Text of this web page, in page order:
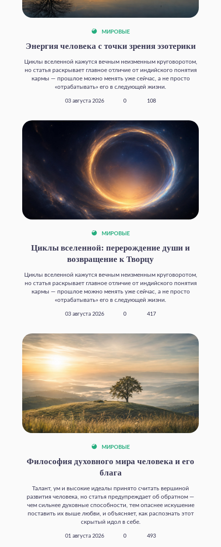
МИРОВЫЕ
Энергия человека с точки зрения эзотерики
Циклы вселенной кажутся вечным неизменным круговоротом,
но статья раскрывает главное отличие от индийского понятия
кармы — прошлое можно менять уже сейчас, а не просто
«отрабатывать» его в следующей жизни.
03 августа 2026 0 108
МИРОВЫЕ
Циклы вселенной: перерождение души и
возвращение к Творцу
Циклы вселенной кажутся вечным неизменным круговоротом,
но статья раскрывает главное отличие от индийского понятия
кармы — прошлое можно менять уже сейчас, а не просто
«отрабатывать» его в следующей жизни.
03 августа 2026 0 417
МИРОВЫЕ
Философия духовного мира человека и его
блага
Талант, ум и высокие идеалы принято считать вершиной
развития человека, но статья предупреждает об обратном —
чем сильнее духовные способности, тем опаснее искушение
поставить их выше любви, и объясняет, как распознать этот
скрытый идол в себе.
01 августа 2026 0 493